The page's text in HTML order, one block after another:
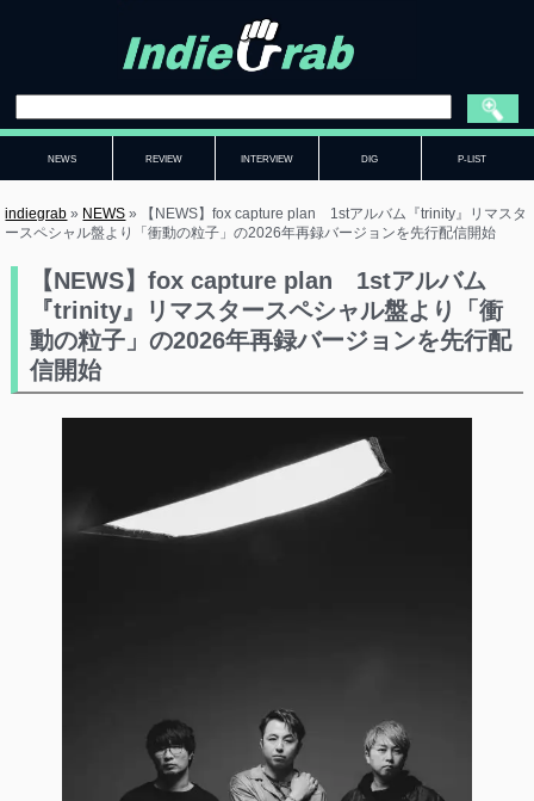
NEWS REVIEW INTERVIEW DIG P-LIST
indiegrab » NEWS »
【NEWS】fox capture plan 1stアルバム『trinity』リマスタ
ースペシャル盤より「衝動の粒子」の2026年再録バージョンを先行配信開始
【NEWS】fox capture plan 1stアルバム
『trinity』リマスタースペシャル盤より「衝
動の粒子」の2026年再録バージョンを先行配
信開始